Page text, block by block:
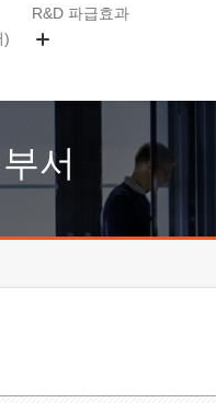
)
R&D 파급효과
서